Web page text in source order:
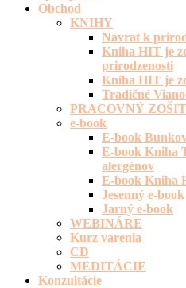
Obchod
KNIHY
Návrat k
Kniha HIT je
prirodzenosti
Kniha HIT je
Tradičné
PRACOVNÝ
e-book
E-book
E-book Kniha
alergénov
E-book Kniha
Jesenný e-book
Jarný e-book
WEBINÁRE
Kurz varenia
CD
MEDITÁCIE
Konzultácie